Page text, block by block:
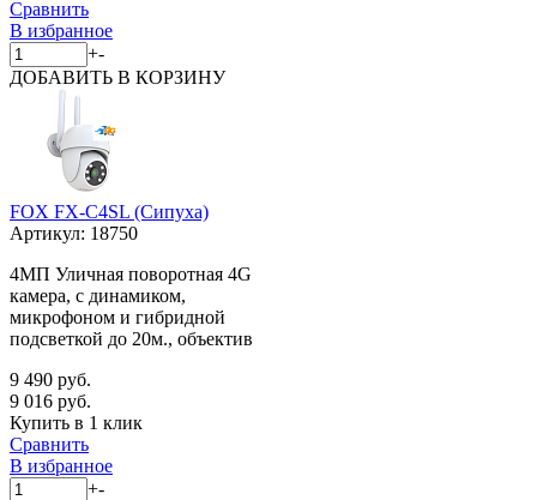
Сравнить
В избранное
+-
ДОБАВИТЬ В КОРЗИНУ
FOX FX-C4SL (Сипуха)
Артикул: 18750
4МП Уличная поворотная 4G
камера, с динамиком,
микрофоном и гибридной
подсветкой до 20м., объектив
9 490 руб.
9 016 руб.
Купить в 1 клик
Сравнить
В избранное
+-